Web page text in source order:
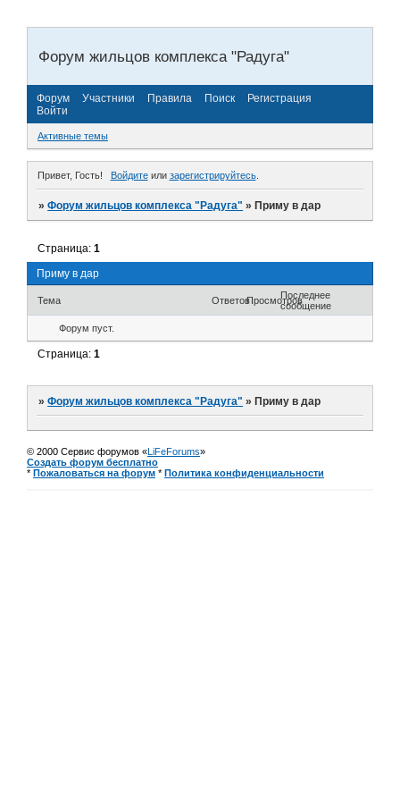
Форум жильцов комплекса "Радуга"
Форум Участники Правила Поиск
Регистрация
Войти
Активные темы
Привет, Гость! Войдитеили зарегистрируйтесь.
»Форум жильцов комплекса "Радуга" »Приму в дар
Приму в дар
Страница:1
Тема ОтветовПросмотровПоследнее
сообщение
Форум пуст.
Страница:1
»Форум жильцов комплекса "Радуга" »Приму в дар
© 2000 Сервис форумов «LiFeForums»
Создать форум бесплатно
* Пожаловаться на форум * Политика конфиденциальности